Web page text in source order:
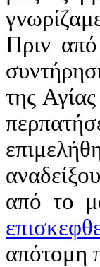
Πριν
της
από το
απότομη